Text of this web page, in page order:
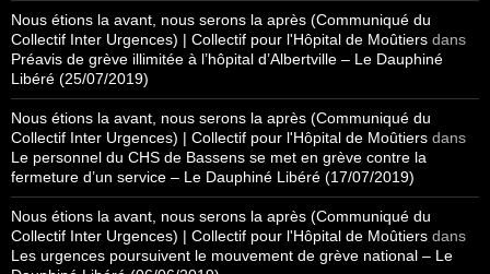
Nous étions la avant, nous serons la après (Communiqué du
Collectif Inter Urgences) | Collectif pour l'Hôpital de Moûtiers dans
Préavis de grève illimitée à l’hôpital d’Albertville – Le Dauphiné
Libéré (25/07/2019)
Nous étions la avant, nous serons la après (Communiqué du
Collectif Inter Urgences) | Collectif pour l'Hôpital de Moûtiers dans
Le personnel du CHS de Bassens se met en grève contre la
fermeture d’un service – Le Dauphiné Libéré (17/07/2019)
Nous étions la avant, nous serons la après (Communiqué du
Collectif Inter Urgences) | Collectif pour l'Hôpital de Moûtiers dans
Les urgences poursuivent le mouvement de grève national – Le